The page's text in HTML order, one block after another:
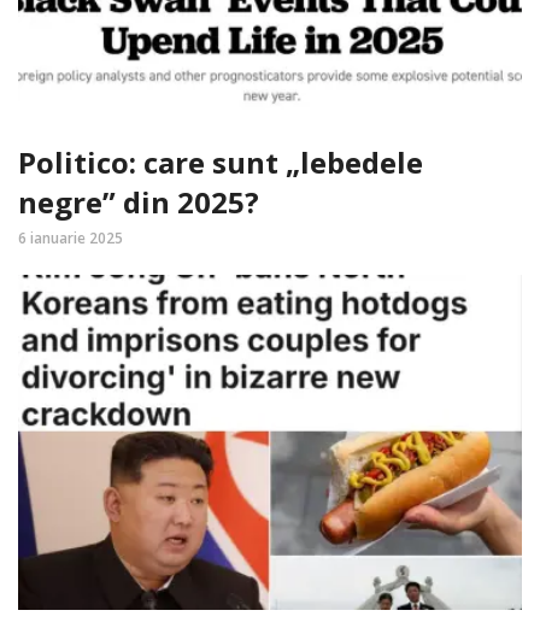
Politico: care sunt „lebedele
negre” din 2025?
6 ianuarie 2025